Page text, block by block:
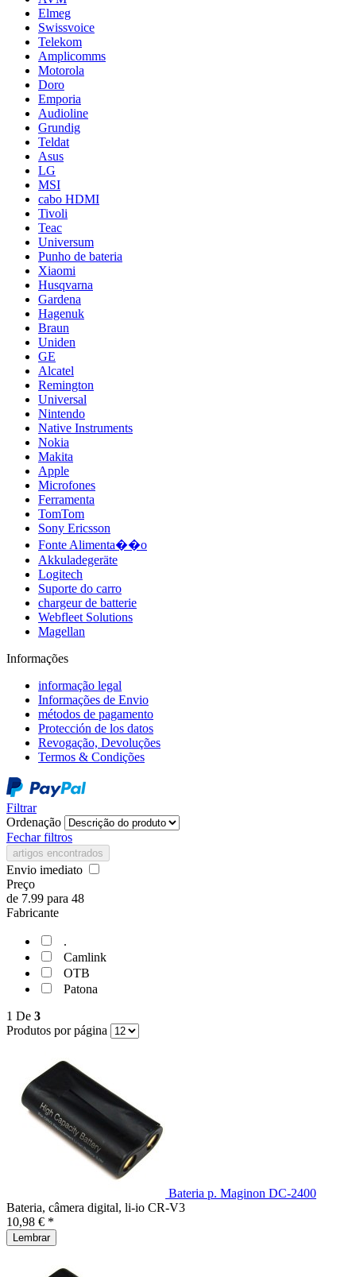
Elmeg
Swissvoice
Telekom
Amplicomms
Motorola
Doro
Emporia
Audioline
Grundig
Teldat
Asus
LG
MSI
cabo HDMI
Tivoli
Teac
Universum
Punho de bateria
Xiaomi
Husqvarna
Gardena
Hagenuk
Braun
Uniden
GE
Alcatel
Remington
Universal
Nintendo
Native Instruments
Nokia
Makita
Apple
Microfones
Ferramenta
TomTom
Sony Ericsson
Fonte Alimenta��o
Akkuladegeräte
Logitech
Suporte do carro
chargeur de batterie
Webfleet Solutions
Magellan
Informações
informação legal
Informações de Envio
métodos de pagamento
Protección de los datos
Revogação, Devoluções
Termos & Condições
Filtrar
Ordenação
Fechar filtros
artigos encontrados
Envio imediato
Preço
de 7.99 para 48
Fabricante
.
Camlink
OTB
Patona
1 De 3
Produtos por página
Bateria p. Maginon DC-2400
Bateria, câmera digital, li-io CR-V3
10,98 € *
Lembrar